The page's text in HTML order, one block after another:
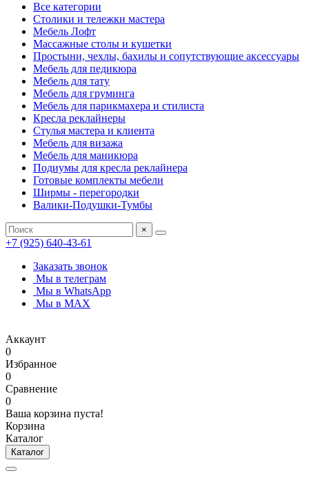
Все категории
Столики и тележки мастера
Мебель Лофт
Массажные столы и кушетки
Простыни, чехлы, бахилы и сопутствующие аксессуары
Мебель для педикюра
Мебель для тату
Мебель для груминга
Мебель для парикмахера и стилиста
Кресла реклайнеры
Стулья мастера и клиента
Мебель для визажа
Мебель для маникюра
Подиумы для кресла реклайнера
Готовые комплекты мебели
Ширмы - перегородки
Валики-Подушки-Тумбы
×
+7 (925) 640-43-61
Заказать звонок
Мы в телеграм
Мы в WhatsApp
Мы в MAX
Аккаунт
0
Избранное
0
Сравнение
0
Ваша корзина пуста!
Корзина
Каталог
Каталог